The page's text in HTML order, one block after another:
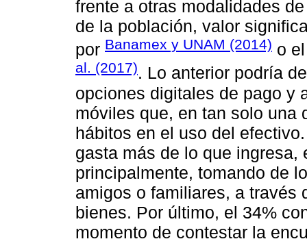
frente a otras modalidades
de la población, valor
por Banamex y UNAM (2014) o
al. (2017). Lo anterior podría
opciones digitales de pago y
móviles que, en tan solo una
hábitos en el uso del
gasta más de lo que
principalmente, tomando de
amigos o familiares, a través
bienes. Por último, el 34%
momento de contestar la